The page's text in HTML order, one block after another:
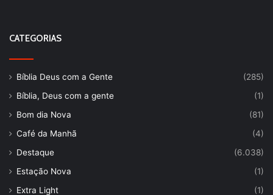
CATEGORIAS
Bíblia Deus com a Gente
(285)
Bíblia, Deus com a gente
(1)
Bom dia Nova
(81)
Café da Manhã
(4)
Destaque
(6.038)
Estação Nova
(1)
Extra Light
(1)